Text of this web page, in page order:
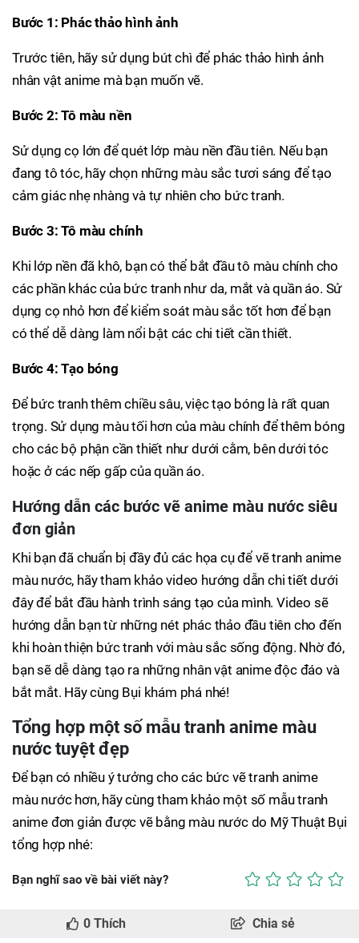
Bước 1: Phác thảo hình ảnh
Trước tiên, hãy sử dụng bút chì để phác thảo hình ảnh
nhân vật anime mà bạn muốn vẽ.
Bước 2: Tô màu nền
Sử dụng cọ lớn để quét lớp màu nền đầu tiên. Nếu bạn
đang tô tóc, hãy chọn những màu sắc tươi sáng để tạo
cảm giác nhẹ nhàng và tự nhiên cho bức tranh.
Bước 3: Tô màu chính
Khi lớp nền đã khô, bạn có thể bắt đầu tô màu chính cho
các phần khác của bức tranh như da, mắt và quần áo. Sử
dụng cọ nhỏ hơn để kiểm soát màu sắc tốt hơn để bạn
có thể dễ dàng làm nổi bật các chi tiết cần thiết.
Bước 4: Tạo bóng
Để bức tranh thêm chiều sâu, việc tạo bóng là rất quan
trọng. Sử dụng màu tối hơn của màu chính để thêm bóng
cho các bộ phận cần thiết như dưới cằm, bên dưới tóc
hoặc ở các nếp gấp của quần áo.
Hướng dẫn các bước vẽ anime màu nước siêu
đơn giản
Khi bạn đã chuẩn bị đầy đủ các họa cụ để vẽ tranh anime
màu nước, hãy tham khảo video hướng dẫn chi tiết dưới
đây để bắt đầu hành trình sáng tạo của mình. Video sẽ
hướng dẫn bạn từ những nét phác thảo đầu tiên cho đến
khi hoàn thiện bức tranh với màu sắc sống động. Nhờ đó,
bạn sẽ dễ dàng tạo ra những nhân vật anime độc đáo và
bắt mắt. Hãy cùng Bụi khám phá nhé!
Tổng hợp một số mẫu tranh anime màu
nước tuyệt đẹp
Để bạn có nhiều ý tưởng cho các bức vẽ tranh anime
màu nước hơn, hãy cùng tham khảo một số mẫu tranh
anime đơn giản được vẽ bằng màu nước do Mỹ Thuật Bụi
tổng hợp nhé:
Bạn nghĩ sao về bài viết này?
0 Thích Chia sẻ